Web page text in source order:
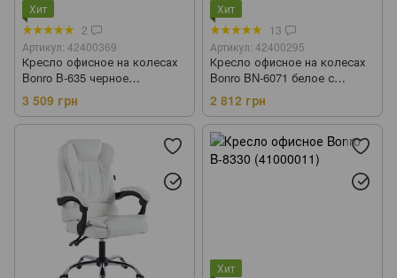
Хит
2
Артикул: 42400369
Кресло офисное на колесах
Bonro B-635 черное
(42400369)
3 509 грн
Хит
13
Артикул: 42400295
Кресло офисное на колесах
Bonro BN-6071 белое с
подставкой для ног
(42400295)
2 812 грн
Хит